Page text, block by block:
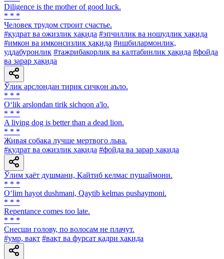
Diligence is the mother of good luck.
* * *
Человек трудом строит счастье.
#қудрат ва ожизлик ҳақида #эпчиллик ва ношудлик ҳақида
#имкон ва имконсизлик ҳақида #ишбилармонлик,
уддабуронлик #тажрибакорлик ва калтабинлик ҳақида #фойда
ва зарар ҳақида
Ўлик арслондан тирик сичқон аъло.
* * *
O‘lik arslondan tirik sichqon a'lo.
* * *
A living dog is better than a dead lion.
* * *
Живая собака лучше мертвого льва.
#қудрат ва ожизлик ҳақида #фойда ва зарар ҳақида
Ўлим ҳаёт душмани, Қайтиб келмас пушаймони.
* * *
O‘lim hayot dushmani, Qaytib kelmas pushaymoni.
* * *
Repentance comes too late.
* * *
Снесши голову, по волосам не плачут.
#умр, вақт #вақт ва фурсат қадри ҳақида